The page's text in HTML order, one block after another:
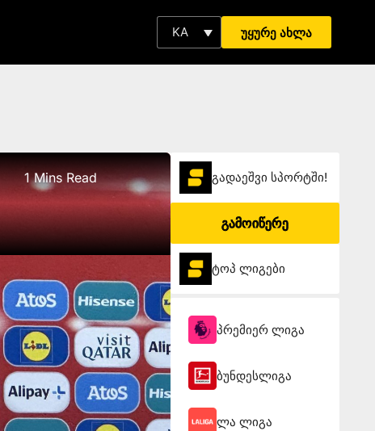
KA უყურე ახლა
1 Mins Read გადაეშვი სპორტში!
გამოიწერე
ტოპ ლიგები
პრემიერ ლიგა
ბუნდესლიგა
ლა ლიგა